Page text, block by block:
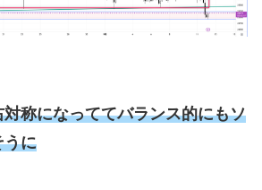
称になっててバランス的にもソ
うに